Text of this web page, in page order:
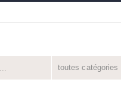
toutes catégories